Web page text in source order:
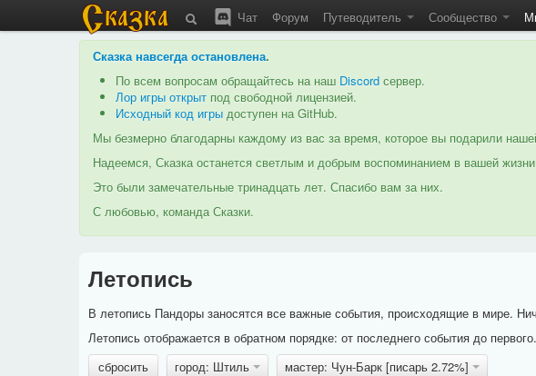
Чат Форум Путеводитель Сообщество
Сказка навсегда остановлена.
По всем вопросам обращайтесь на наш Discord сервер.
Лор игры открыт под свободной лицензией.
Исходный код игры доступен на GitHub.
Мы безмерно благодарны каждому из вас за время, которое вы подарили
Надеемся, Сказка останется светлым и добрым воспоминанием в вашей
Это были замечательные тринадцать лет. Спасибо вам за них.
С любовью, команда Сказки.
Летопись
В летопись Пандоры заносятся все важные события, происходящие в мире.
Летопись отображается в обратном порядке: от последнего события до
сбросить
город: Штиль
мастер: Чун-Барк [писарь 2.72%]